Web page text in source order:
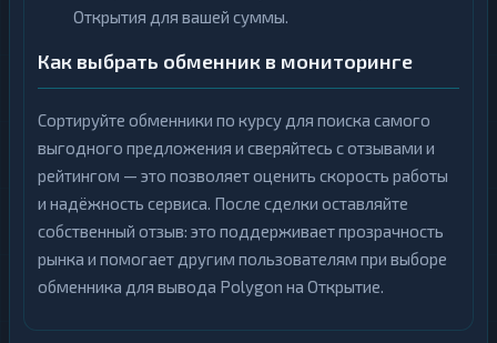
Открытия для вашей суммы.
Как выбрать обменник в мониторинге
Сортируйте обменники по курсу для поиска самого
выгодного предложения и сверяйтесь с отзывами и
рейтингом — это позволяет оценить скорость работы
и надёжность сервиса. После сделки оставляйте
собственный отзыв: это поддерживает прозрачность
рынка и помогает другим пользователям при выборе
обменника для вывода Polygon на Открытие.